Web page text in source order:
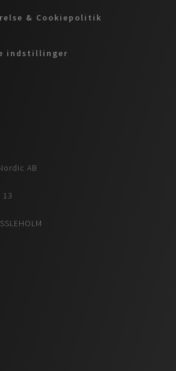
& Cookiepolitik
indstillinger
AB